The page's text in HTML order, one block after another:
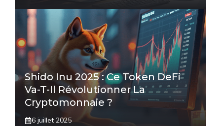
Shido Inu 2025 : Ce Token DeFi
Va-T-Il Révolutionner La
Cryptomonnaie ?
6 juillet 2025